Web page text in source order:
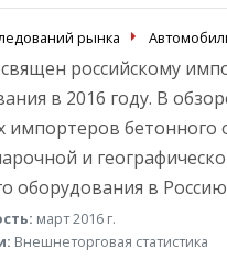
рынка
российскому
в 2016 году. В
импортеров бетонного
и
оборудования в
март 2016 г.
Внешнеторговая статистика